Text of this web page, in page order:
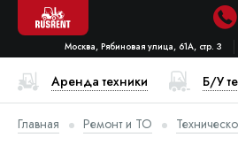
Москва, Рябиновая улица, 61А, стр. 3
Аренда техники Б/У
Главная Ремонт и ТО